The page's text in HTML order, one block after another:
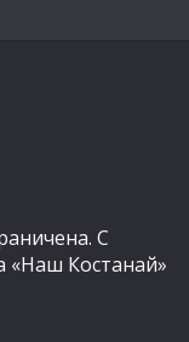
С
«Наш Костанай»